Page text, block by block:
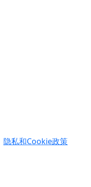
隐私和Cookie政策